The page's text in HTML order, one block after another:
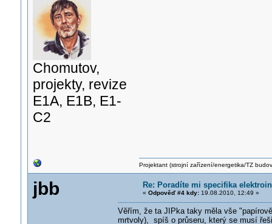
Chomutov,
projekty, revize
E1A, E1B, E1-
C2
Projektant (strojní zařízení/energetika/TZ
jbb Re: Poradíte mi specifika
« Odpověď #4 kdy:19.08.2010, 12:49 »
Věřím, že ta JIPka taky měla vše
mrtvoly), spíš o průseru, který se musí